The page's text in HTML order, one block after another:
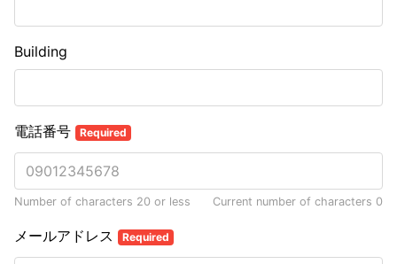
Building
電話番号 Required
Number of characters 20 or less Current number of characters 0
メールアドレス Required